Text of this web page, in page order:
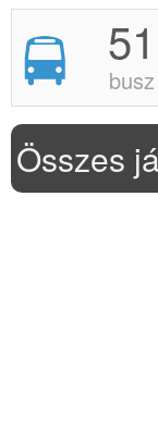
51
busz
Összes